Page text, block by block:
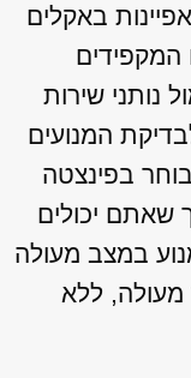
באקלים
המקפידים
נותני שירות
המנועים
בפינצטה
שאתם יכולים
במצב מעולה
ללא